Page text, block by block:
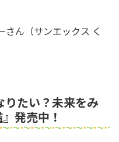
さん（サンエックス く
たい？未来をみ
発売中！